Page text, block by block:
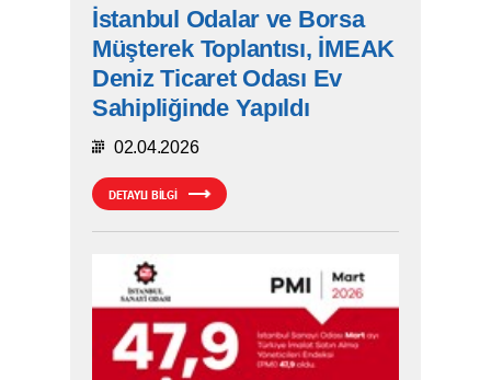
İstanbul Odalar ve Borsa
Müşterek Toplantısı, İMEAK
Deniz Ticaret Odası Ev
Sahipliğinde Yapıldı
02.04.2026
DETAYLI BİLGİ